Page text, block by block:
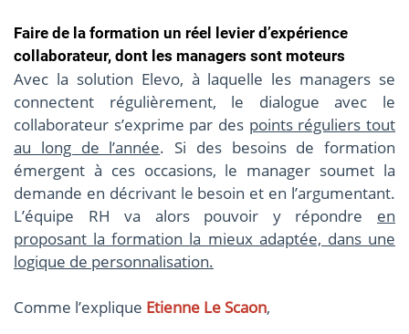
Faire de la formation un réel levier d’expérience
collaborateur, dont les managers sont moteurs
Avec la solution Elevo, à laquelle les managers se
connectent régulièrement, le dialogue avec le
collaborateur s’exprime par des points réguliers tout
au long de l’année. Si des besoins de formation
émergent à ces occasions, le manager soumet la
demande en décrivant le besoin et en l’argumentant.
L’équipe RH va alors pouvoir y répondre en
proposant la formation la mieux adaptée, dans une
logique de personnalisation.
Comme l’explique Etienne Le Scaon,